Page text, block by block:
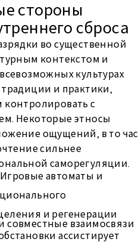
стороны
сброса
во существенной
контекстом и
культурах
и практики,
с
Некоторые этносы
ощущений, в то час
сильнее
саморегуляции.
автоматы и
и регенерации
взаимосвязи
ассистирует